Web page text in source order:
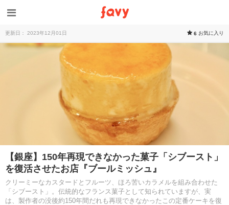
更新日： 2023年12月01日 6 お気に入り
【銀座】150年再現できなかった菓子「シブースト」
を復活させたお店『ブールミッシュ』
クリーミーなカスタードとフルーツ、ほろ苦いカラメルを組み合わせた
「シブースト」。伝統的なフランス菓子として知られていますが、実
は、製作者の没後約150年間だれも再現できなかったこの定番ケーキを復